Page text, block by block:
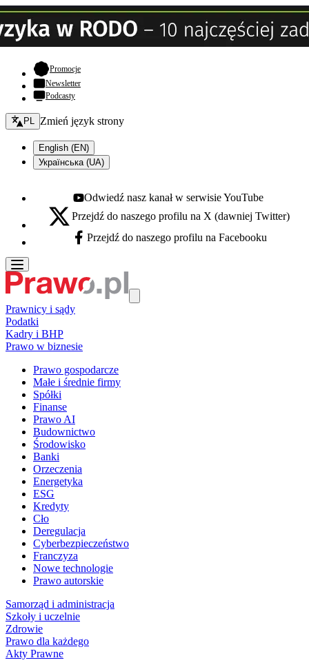
Promocje- otwiera się w nowej karcie
Newsletter
Podcasty
Zmień język - bieżący:
PL Zmień język strony
English (EN)
Українська (UA)
Youtube - otwiera się w nowej karcie
Odwiedź nasz kanał w serwisie YouTube
X - otwiera się w nowej karcie
Przejdź do naszego profilu na X (dawniej Twitter)
Facebook - otwiera się w nowej karcie
Przejdź do naszego profilu na Facebooku
Prawnicy i sądy
Podatki
Kadry i BHP
Prawo w biznesie
Prawo gospodarcze
Małe i średnie firmy
Spółki
Finanse
Prawo AI
Budownictwo
Środowisko
Banki
Orzeczenia
Energetyka
ESG
Kredyty
Cło
Deregulacja
Cyberbezpieczeństwo
Franczyza
Nowe technologie
Prawo autorskie
Samorząd i administracja
Szkoły i uczelnie
Zdrowie
Prawo dla każdego
Akty Prawne